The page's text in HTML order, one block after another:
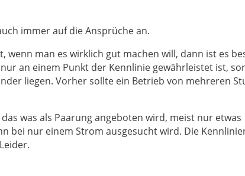
immer auf die Ansprüche an.
wenn man es wirklich gut machen will, dann ist es
an einem Punkt der Kennlinie gewährleistet ist,
liegen. Vorher sollte ein Betrieb von mehreren
was als Paarung angeboten wird, meist nur etwas
bei nur einem Strom ausgesucht wird. Die